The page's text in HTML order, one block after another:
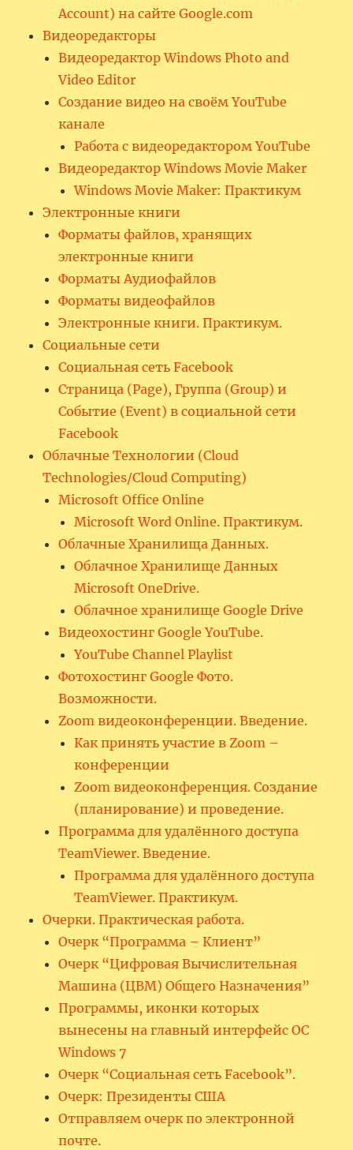
Account) на сайте Google.com
Видеоредакторы
Видеоредактор Windows Photo and
Video Editor
Создание видео на своём YouTube
канале
Работа с видеоредактором YouTube
Видеоредактор Windows Movie Maker
Windows Movie Maker: Практикум
Электронные книги
Форматы файлов, хранящих
электронные книги
Форматы Аудиофайлов
Форматы видеофайлов
Электронные книги. Практикум.
Социальные сети
Социальная сеть Facebook
Страница (Page), Группа (Group) и
Событие (Event) в социальной сети
Facebook
Облачные Технологии (Cloud
Technologies/Cloud Computing)
Microsoft Office Online
Microsoft Word Online. Практикум.
Облачные Хранилища Данных.
Облачное Хранилище Данных
Microsoft OneDrive.
Облачное хранилище Google Drive
Видеохостинг Google YouTube.
YouTube Channel Playlist
Фотохостинг Google Фото.
Возможности.
Zoom видеоконференции. Введение.
Как принять участие в Zoom –
конференции
Zoom видеоконференция. Создание
(планирование) и проведение.
Программа для удалённого доступа
TeamViewer. Введение.
Программа для удалённого доступа
TeamViewer. Практикум.
Очерки. Практическая работа.
Очерк “Программа – Клиент”
Очерк “Цифровая Вычислительная
Машина (ЦВМ) Общего Назначения”
Программы, иконки которых
вынесены на главный интерфейс ОС
Windows 7
Очерк “Социальная сеть Facebook”.
Очерк: Президенты США
Отправляем очерк по электронной
почте.